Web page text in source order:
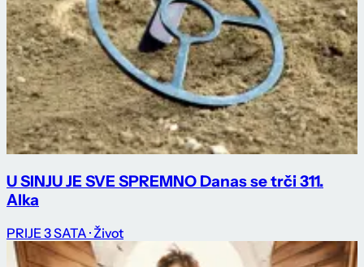
U SINJU JE SVE SPREMNO Danas se trči 311.
Alka
PRIJE 3 SATA · Život